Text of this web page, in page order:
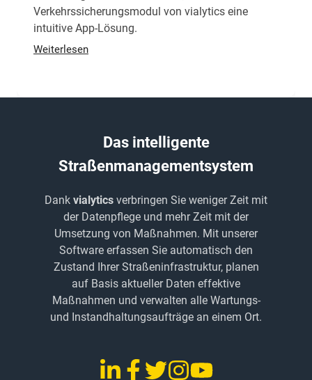
Verkehrssicherungsmodul von vialytics eine
intuitive App-Lösung.
Weiterlesen
Das intelligente
Straßenmanagementsystem
Dank vialytics verbringen Sie weniger Zeit mit
der Datenpflege und mehr Zeit mit der
Umsetzung von Maßnahmen. Mit unserer
Software erfassen Sie automatisch den
Zustand Ihrer Straßeninfrastruktur, planen
auf Basis aktueller Daten effektive
Maßnahmen und verwalten alle Wartungs-
und Instandhaltungsaufträge an einem Ort.